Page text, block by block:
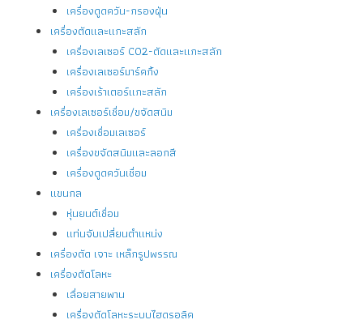
เครื่องดูดควัน-กรองฝุ่น
เครื่องตัดและแกะสลัก
เครื่องเลเซอร์ CO2-ตัดและแกะสลัก
เครื่องเลเซอร์มาร์คกิ้ง
เครื่องเร้าเตอร์แกะสลัก
เครื่องเลเซอร์เชื่อม/ขจัดสนิม
เครื่องเชื่อมเลเซอร์
เครื่องขจัดสนิมและลอกสี
เครื่องดูดควันเชื่อม
แขนกล
หุ่นยนต์เชื่อม
แท่นจับเปลี่ยนตำแหน่ง
เครื่องตัด เจาะ เหล็กรูปพรรณ
เครื่องตัดโลหะ
เลื่อยสายพาน
เครื่องตัดโลหะระบบไฮดรอลิค